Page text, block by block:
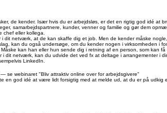
de kender. Især hvis du er arbejdsløs, er det en rigtig god idé at
samarbejdspartnere, kunder, venner og familie og gør dem
chef eller kollega.
dit netværk, at de kan skaffe dig et job. Men de kender måske
kan du også undersøge, om du kender nogen i virksomheden i
kan han eller hun sende dig i retning af en person, som kan
i dit netværk, kan du udvide det ved fx at deltage i arrangementer i
LinkedIn.
se webinaret "Bliv attraktiv online over for arbejdsgivere"
en god idé at være lidt forsigtig med at melde ud, at du er på udkig